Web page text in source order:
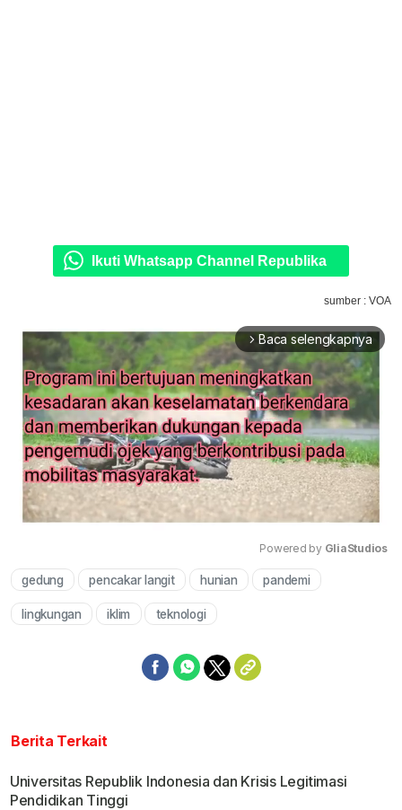
Ikuti Whatsapp Channel Republika
sumber : VOA
arrow_forward_ios Baca selengkapnya
Powered by GliaStudios
gedung pencakar langit hunian pandemi
lingkungan iklim teknologi
Berita Terkait
Universitas Republik Indonesia dan Krisis Legitimasi
Pendidikan Tinggi